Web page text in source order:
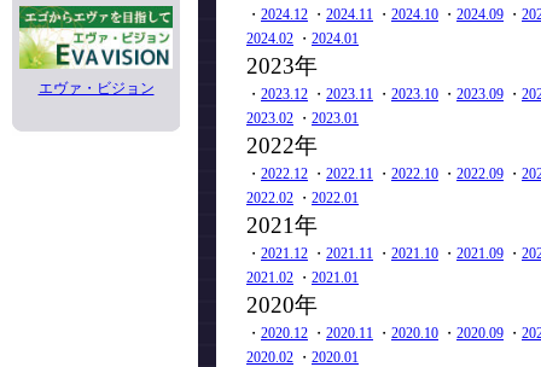
エヴァ・ビジョン
・ 2024.12 ・ 2024.11 ・ 2024.10 ・ 2024.09 ・
2024.02 ・ 2024.01
2023年
・ 2023.12 ・ 2023.11 ・ 2023.10 ・ 2023.09 ・
2023.02 ・ 2023.01
2022年
・ 2022.12 ・ 2022.11 ・ 2022.10 ・ 2022.09 ・
2022.02 ・ 2022.01
2021年
・ 2021.12 ・ 2021.11 ・ 2021.10 ・ 2021.09 ・
2021.02 ・ 2021.01
2020年
・ 2020.12 ・ 2020.11 ・ 2020.10 ・ 2020.09 ・
2020.02 ・ 2020.01